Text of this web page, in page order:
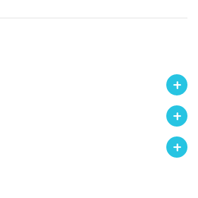
AI Ambasador
Soutěže